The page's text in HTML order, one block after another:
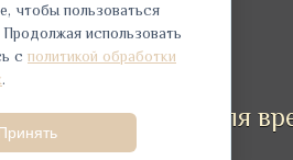
Создание сайта
Е1 Медиа
алкоголя
здоровью
чтобы пользоваться
использовать
с политикой обработки
.